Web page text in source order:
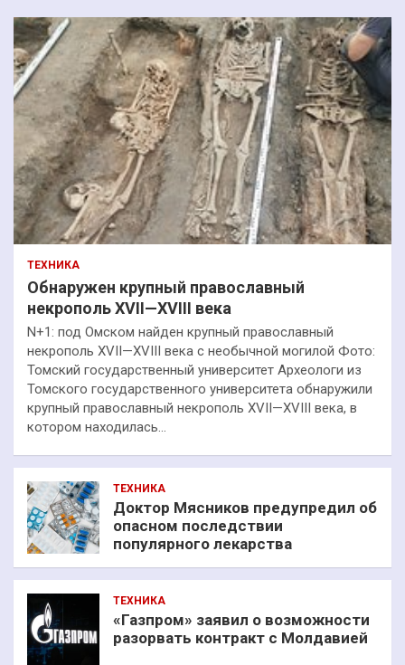
ТЕХНИКА
Обнаружен крупный православный
некрополь XVII—XVIII века
N+1: под Омском найден крупный православный
некрополь XVII—XVIII века с необычной могилой Фото:
Томский государственный университет Археологи из
Томского государственного университета обнаружили
крупный православный некрополь XVII—XVIII века, в
котором находилась…
ТЕХНИКА
Доктор Мясников предупредил об
опасном последствии
популярного лекарства
ТЕХНИКА
«Газпром» заявил о возможности
разорвать контракт с Молдавией